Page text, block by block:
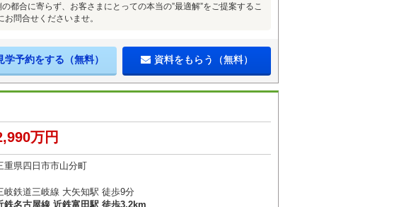
都合に寄らず、お客さまにとっての本当の”最適解”をご提案するこ
問合せくださいませ。
学予約をする（無料） 資料をもらう（無料）
万円
重県四日市市山分町
岐鉄道三岐線 大矢知駅 徒歩9分
鉄名古屋線 近鉄富田駅 徒歩3.2km